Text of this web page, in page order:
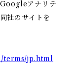
アナリテ
社のサイトを
terms/jp.html